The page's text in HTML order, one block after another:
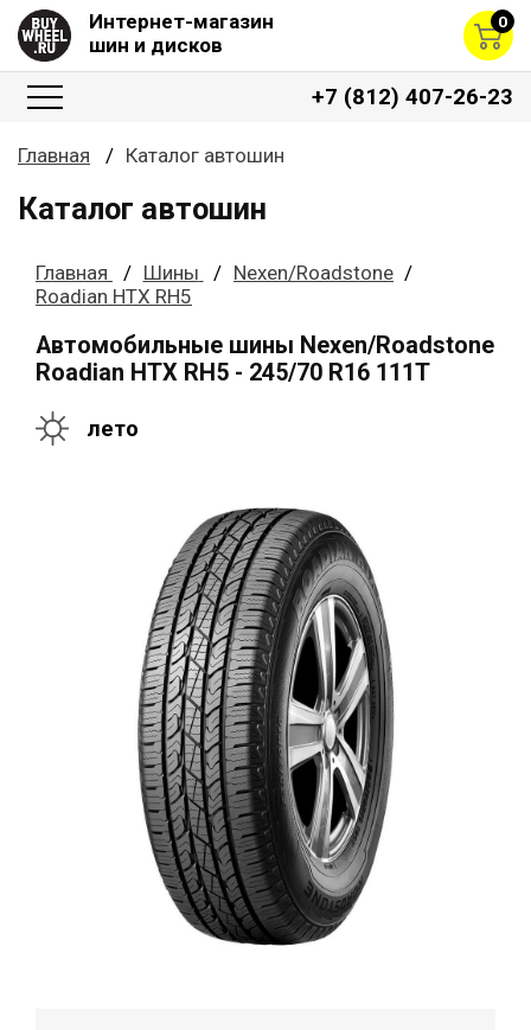
Интернет-магазин
шин и дисков
0
+7 (812) 407-26-23
Главная Каталог автошин
Каталог автошин
Главная Шины
Nexen/Roadstone
Roadian HTX RH5
Автомобильные шины Nexen/Roadstone
Roadian HTX RH5 - 245/70 R16 111T
лето